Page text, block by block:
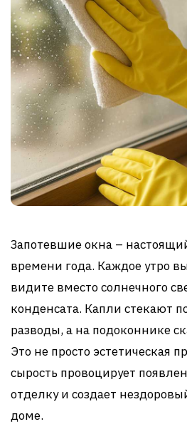
Запотевшие окна –
времени года. Каждое утро
видите вместо солнечного
конденсата. Капли стекают
разводы, а на подоконнике
Это не просто эстетическая
сырость провоцирует
отделку и создает
доме.